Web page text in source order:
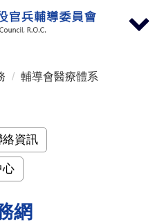
Toggle
輔導會醫療體系
資訊
心
網